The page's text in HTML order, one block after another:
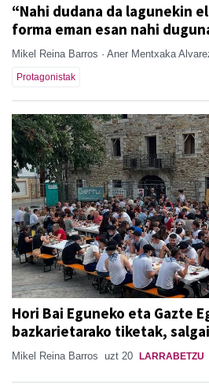
“Nahi dudana da lagunekin
forma eman esan nahi
Mikel Reina Barros · Aner Mentxaka
Protagonistak
Hori Bai Eguneko eta Gazte
bazkarietarako tiketak, salgai
Mikel Reina Barros uzt 20 LARRABETZU